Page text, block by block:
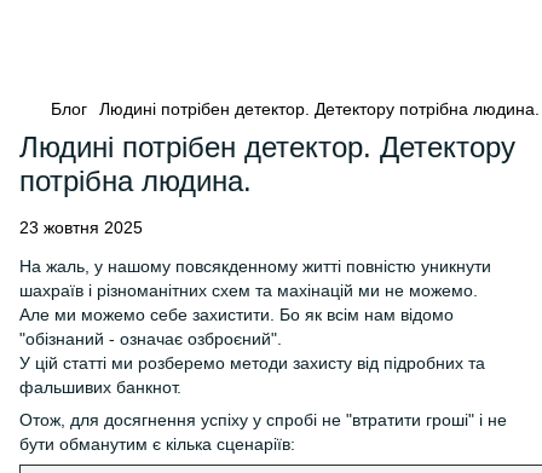
Блог Людині потрібен детектор. Детектору потрібна людина.
Людині потрібен детектор. Детектору
потрібна людина.
23 жовтня 2025
На жаль, у нашому повсякденному житті повністю уникнути
шахраїв і різноманітних схем та махінацій ми не можемо.
Але ми можемо себе захистити. Бо як всім нам відомо
"обізнаний - означає озброєний".
У цій статті ми розберемо методи захисту від підробних та
фальшивих банкнот.
Отож, для досягнення успіху у спробі не "втратити гроші" і не
бути обманутим є кілька сценаріїв: